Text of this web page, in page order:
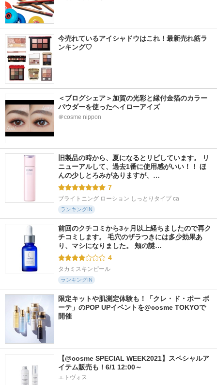
今売れているアイシャドウはこれ！最新売れ筋ラ
ンキング♡
＜ブログシェア＞加賀の光彩と縁付金箔のカラー
パウダーを使ったヘイローアイズ
＠cosme nippon
旧製品の時から、夏になるとリピしています。 リ
ニューアルして、過去1番に使用感がいい！！ ほ
んの少しとろみがありますが、…
7
ブライトニング ローション しっとりタイプ ca
ランキングIN
前回のクチコミから3ヶ月以上経ちましたので再ク
チコミします。 毛穴のザラつきには多少効果あ
り、マシになりました。 頬の謎…
4
タカミスキンピール
ランキングIN
限定キットや肌測定体験も！「クレ・ド・ポー ボ
ーテ」のPOP UPイベントを@cosme TOKYOで
開催
【@cosme SPECIAL WEEK2021】スペシャルア
イテム販売も！6/1 12:00～
エトヴォス